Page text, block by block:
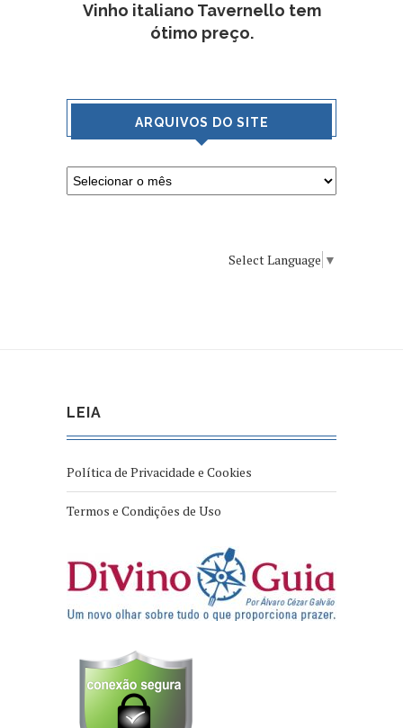
Vinho italiano Tavernello tem
ótimo preço.
ARQUIVOS DO SITE
Select Language ▼
LEIA
Política de Privacidade e Cookies
Termos e Condições de Uso